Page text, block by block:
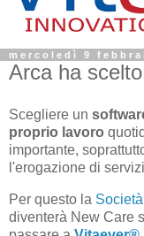
mercoledì 9
Arca ha
Scegliere un
proprio lavoro
importante,
l'erogazione di
Per questo la
diventerà New Care